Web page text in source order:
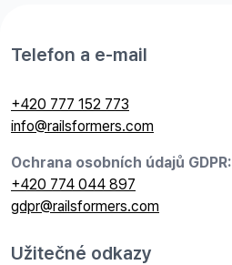
Telefon a e-mail
+420 777 152 773
info@railsformers.com
Ochrana osobních údajů GDPR:
+420 774 044 897
gdpr@railsformers.com
Užitečné odkazy